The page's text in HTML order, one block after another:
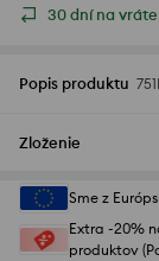
30 dní na
Popis produktu
Zloženie
Sme z
Extra -20%
produktov